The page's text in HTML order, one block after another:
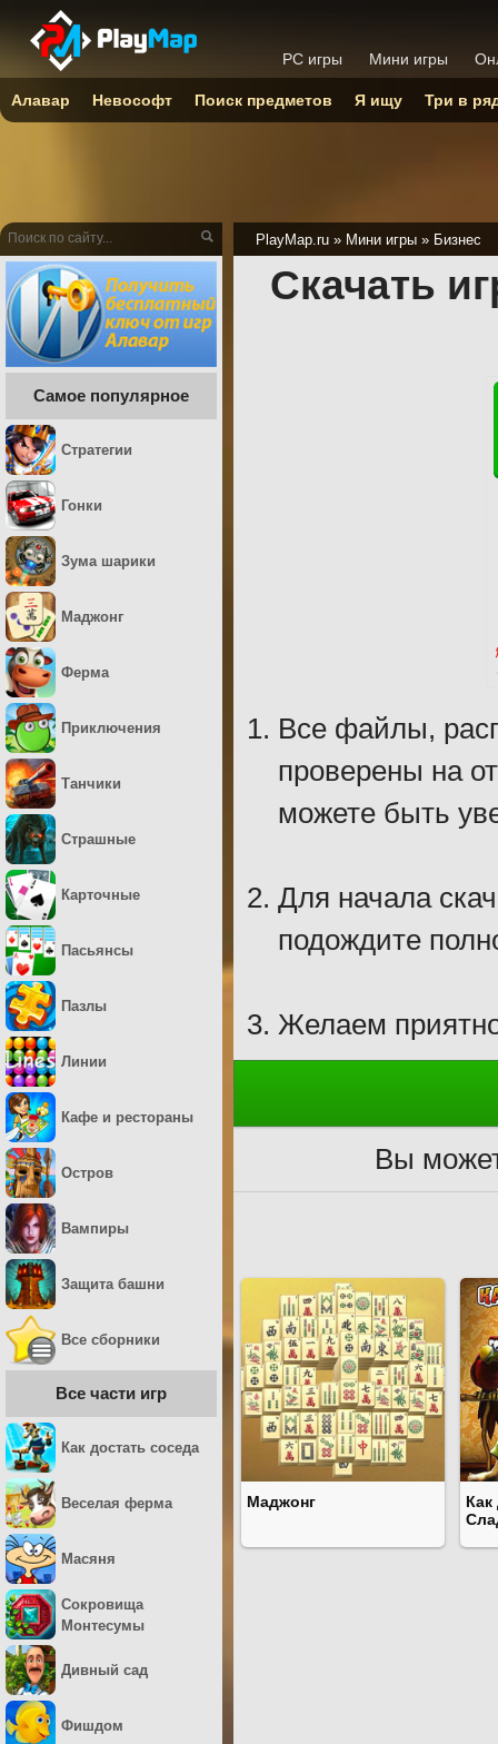
PlayMap.ru » Мини игры » Бизнес
Скачать
Все файлы,
проверены на
можете быть
Для начала
подождите
Желаем
Вы
Маджонг
Как
Самое популярное
Стратегии
Гонки
Зума шарики
Маджонг
Ферма
Приключения
Танчики
Страшные
Карточные
Пасьянсы
Пазлы
Линии
Кафе и рестораны
Остров
Вампиры
Защита башни
Все сборники
Все части игр
Как достать соседа
Веселая ферма
Масяня
Сокровища
Монтесумы
Дивный сад
Фишдом
PC игры Мини игры
Алавар Невософт Поиск предметов Я ищу Три в